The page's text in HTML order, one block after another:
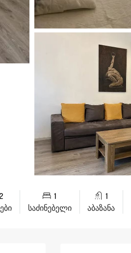
2
1
საძინებელი
1
აბაზანა